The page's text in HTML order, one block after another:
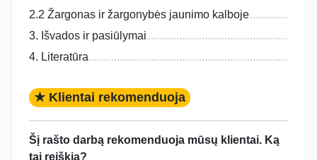
2.2 Žargonas ir žargonybės jaunimo kalboje
3. Išvados ir pasiūlymai
4. Literatūra
★ Klientai rekomenduoja
Šį rašto darbą rekomenduoja mūsų klientai. Ką
tai reiškia?